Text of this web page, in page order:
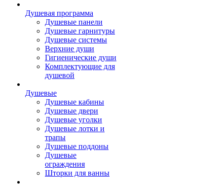
Душевая программа
Душевые панели
Душевые гарнитуры
Душевые системы
Верхние души
Гигиенические души
Комплектующие для
душевой
Душевые
Душевые кабины
Душевые двери
Душевые уголки
Душевые лотки и
трапы
Душевые поддоны
Душевые
ограждения
Шторки для ванны